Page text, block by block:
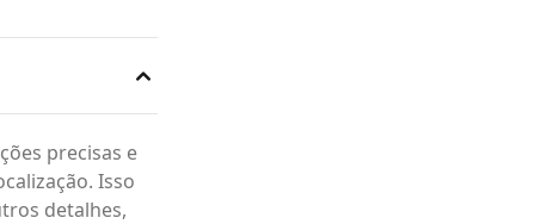
precisas e
Isso
detalhes,